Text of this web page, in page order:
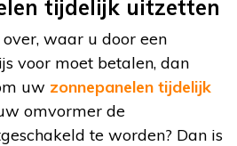
tijdelijk uitzetten
waar u door een
voor moet betalen, dan
uw zonnepanelen tijdelijk
omvormer de
te worden? Dan is